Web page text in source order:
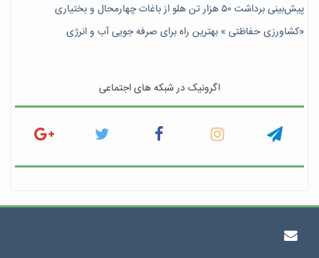
پیش‎‌بینی برداشت ۵۰ هزار تن هلو از باغات چهارمحال و بختیاری
«کشاورزی حفاظتی » بهترین راه برای صرفه جویی آب و انرژی
اگرونیک در شبکه های اجتماعی